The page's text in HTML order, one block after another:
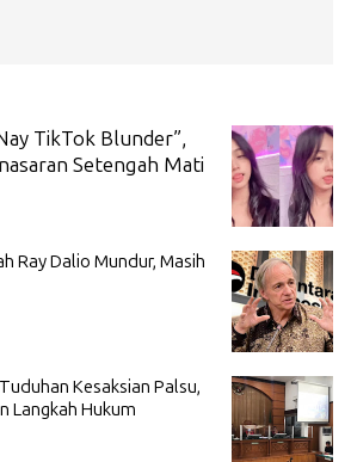
TikTok Blunder”,
Setengah Mati
Ray Dalio Mundur, Masih
Kesaksian Palsu,
Langkah Hukum